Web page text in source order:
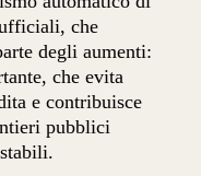
che
degli aumenti:
che evita
e contribuisce
pubblici